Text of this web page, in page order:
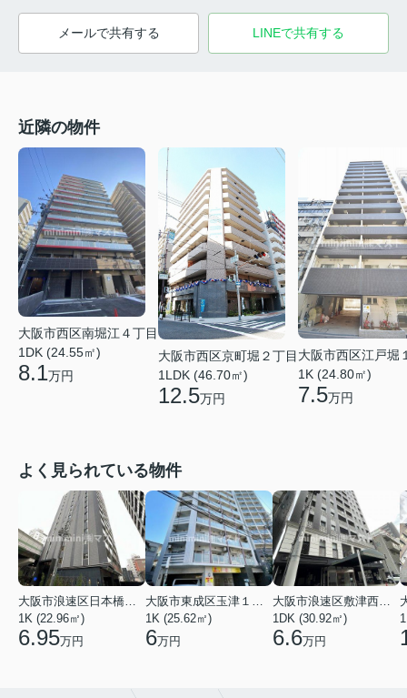
メールで共有する LINEで共有する
近隣の物件
大阪市西区南堀江４丁目
1DK (24.55㎡)
8.1万円
大阪市西区京町堀２丁目
1LDK (46.70㎡)
12.5万円
大阪市西区江戸堀
1K (24.80㎡)
7.5万円
よく見られている物件
大阪市浪速区日本橋東３丁目
1K (22.96㎡)
6.95万円
大阪市東成区玉津１丁目
1K (25.62㎡)
6万円
大阪市浪速区敷津西１丁目
1DK (30.92㎡)
6.6万円